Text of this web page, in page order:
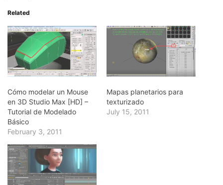
Related
Cómo modelar un Mouse
en 3D Studio Max [HD] –
Tutorial de Modelado
Básico
February 3, 2011
Mapas planetarios para
texturizado
July 15, 2011